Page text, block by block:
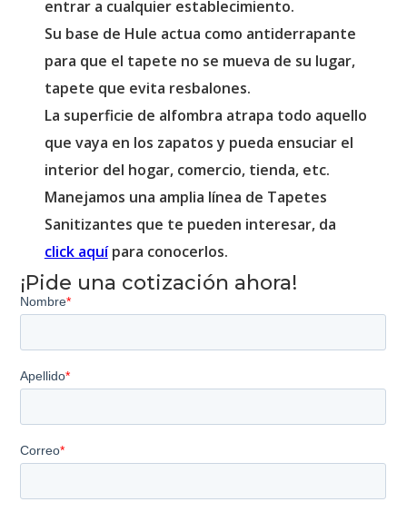
entrar a cualquier establecimiento.
Su base de Hule actua como antiderrapante
para que el tapete no se mueva de su lugar,
tapete que evita resbalones.
La superficie de alfombra atrapa todo aquello
que vaya en los zapatos y pueda ensuciar el
interior del hogar, comercio, tienda, etc.
Manejamos una amplia línea de Tapetes
Sanitizantes que te pueden interesar, da
click aquípara conocerlos.
¡Pide una cotización ahora!